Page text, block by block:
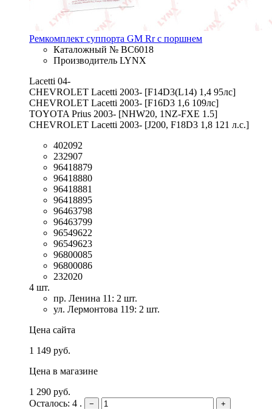
Ремкомплект суппорта GM Rr с поршнем
Каталожный № BC6018
Производитель LYNX
Lacetti 04-
CHEVROLET Lacetti 2003- [F14D3(L14) 1,4 95лс]
CHEVROLET Lacetti 2003- [F16D3 1,6 109лс]
TOYOTA Prius 2003- [NHW20, 1NZ-FXE 1.5]
CHEVROLET Lacetti 2003- [J200, F18D3 1,8 121 л.с.]
402092
232907
96418879
96418880
96418881
96418895
96463798
96463799
96549622
96549623
96800085
96800086
232020
4 шт.
пр. Ленина 11: 2 шт.
ул. Лермонтова 119: 2 шт.
Цена сайта
1 149 руб.
Цена в магазине
1 290 руб.
Осталось: 4 .
−
+